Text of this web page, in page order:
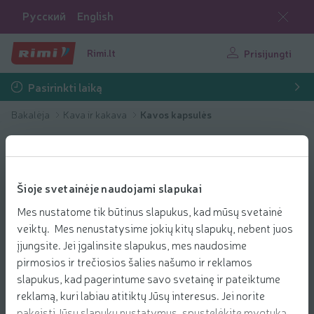
Šioje svetainėje naudojami slapukai
Mes nustatome tik būtinus slapukus, kad mūsų svetainė
veiktų. Mes nenustatysime jokių kitų slapukų, nebent juos
įjungsite. Jei įgalinsite slapukus, mes naudosime
pirmosios ir trečiosios šalies našumo ir reklamos
slapukus, kad pagerintume savo svetainę ir pateiktume
reklamą, kuri labiau atitiktų Jūsų interesus. Jei norite
Русский English
Rimi.lt Prisijungti
Pasirinkti laiką
Bakalėja Kava ir kakava Kavos kapsulės